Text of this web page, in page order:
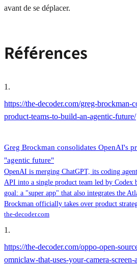
avant de se déplacer.
Références
1.
https://the-decoder.com/greg-brockman-
product-teams-to-build-an-agentic-future/
Greg Brockman consolidates OpenAI's
"agentic future"
OpenAI is merging ChatGPT, its coding
API into a single product team led by Codex
goal: a "super app" that also integrates the
Brockman officially takes over product
the-decoder.com
1 .
https://the-decoder.com/oppo-open-
omniclaw-that-uses-your-camera-